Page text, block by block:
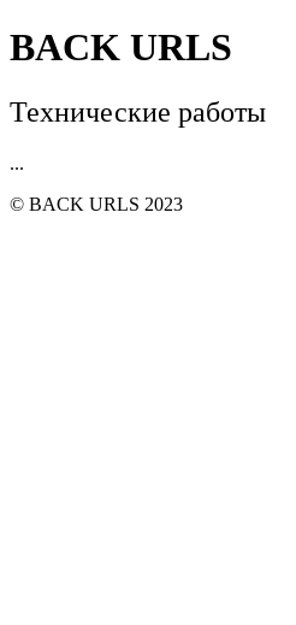
BACK URLS
Технические работы
...
© BACK URLS 2023